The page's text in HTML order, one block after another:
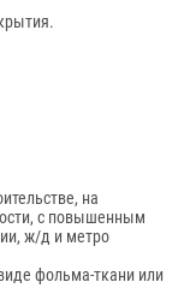
на
с повышенным
ж/д и метро
фольма-ткани или